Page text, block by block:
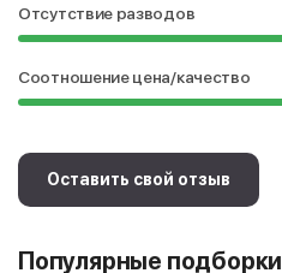
Отсутствие разводов
Соотношение цена/качество
Оставить свой отзыв
Популярные подборки